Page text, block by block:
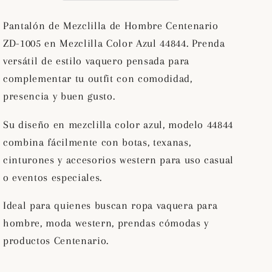
1005
Mezclilla
Color
Azul
44844
1005
Mezclilla
Color
Azul
44844
Pantalón de Mezclilla de Hombre Centenario
ZD-1005 en Mezclilla Color Azul 44844. Prenda
versátil de estilo vaquero pensada para
complementar tu outfit con comodidad,
presencia y buen gusto.
Su diseño en mezclilla color azul, modelo 44844
combina fácilmente con botas, texanas,
cinturones y accesorios western para uso casual
o eventos especiales.
Ideal para quienes buscan ropa vaquera para
hombre, moda western, prendas cómodas y
productos Centenario.